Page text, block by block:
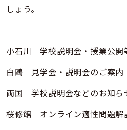
しょう。
小石川 学校説明会・授業公開
白鷗 見学会・説明会のご案内
両国 学校説明会などのお知ら
桜修館 オンライン適性問題解